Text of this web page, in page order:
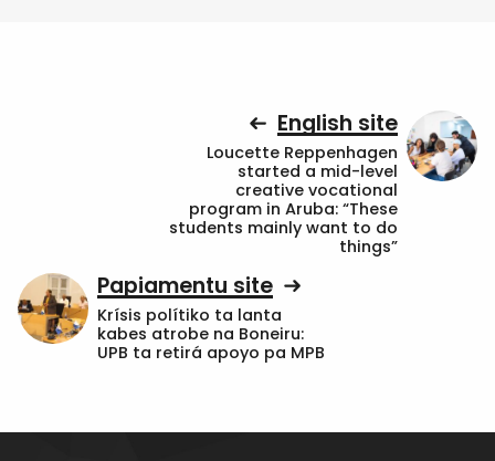
English site
Loucette Reppenhagen
started a mid-level
creative vocational
program in Aruba: “These
students mainly want to do
things”
Papiamentu site
Krísis polítiko ta lanta
kabes atrobe na Boneiru:
UPB ta retirá apoyo pa MPB